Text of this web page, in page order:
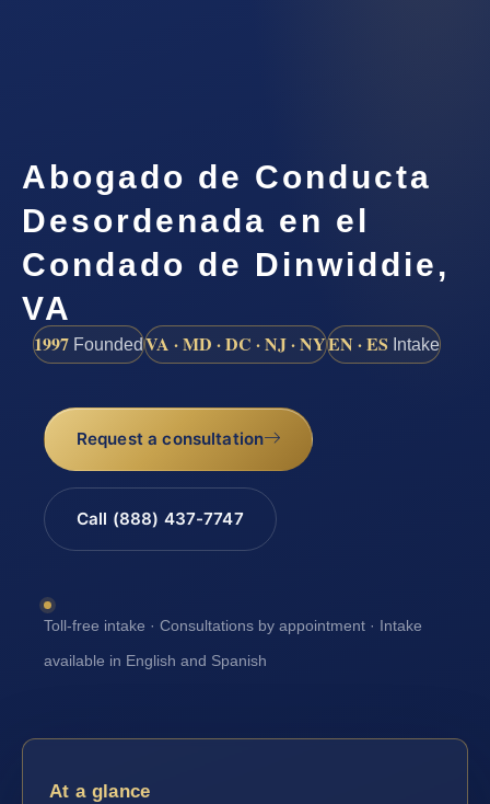
Abogado de Conducta
Desordenada en el
Condado de Dinwiddie,
VA
1997 FoundedVA · MD · DC · NJ · NYEN · ES Intake
Request a consultation
Call (888) 437-7747
Toll-free intake · Consultations by appointment · Intake
available in English and Spanish
At a glance